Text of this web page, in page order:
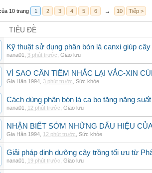
10 trang 1 2 3 4 5 6 → 10 Tiếp >
TIÊU ĐỀ
Kỹ thuật sử dụng phân bón lá canxi giúp
nana01 3 phút trước Giao lưu
VÌ SAO CẦN TIÊM NHẮC LẠI VẮC-XIN
Gia Hân 1994 3 phút trước Sức khỏe
Cách dùng phân bón lá ca bo tăng năng
nana01 12 phút trước Giao lưu
NHẬN BIẾT SỚM NHỮNG DẤU HIỆU
Gia Hân 1994 12 phút trước Sức khỏe
Giải pháp dinh dưỡng cây trồng tối ưu từ
nana01 19 phút trước Giao lưu